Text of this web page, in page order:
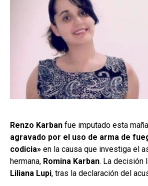
Renzo Karban fue imputado esta
agravado por el uso de arma de
codicia» en la causa que investiga el
hermana, Romina Karban. La decisión
Liliana Lupi, tras la declaración del